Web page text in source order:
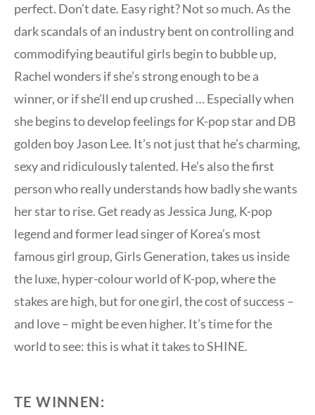
perfect. Don’t date. Easy right? Not so much. As the
dark scandals of an industry bent on controlling and
commodifying beautiful girls begin to bubble up,
Rachel wonders if she’s strong enough to be a
winner, or if she’ll end up crushed … Especially when
she begins to develop feelings for K-pop star and DB
golden boy Jason Lee. It’s not just that he’s charming,
sexy and ridiculously talented. He’s also the first
person who really understands how badly she wants
her star to rise. Get ready as Jessica Jung, K-pop
legend and former lead singer of Korea’s most
famous girl group, Girls Generation, takes us inside
the luxe, hyper-colour world of K-pop, where the
stakes are high, but for one girl, the cost of success –
and love – might be even higher. It’s time for the
world to see: this is what it takes to SHINE.
TE WINNEN: